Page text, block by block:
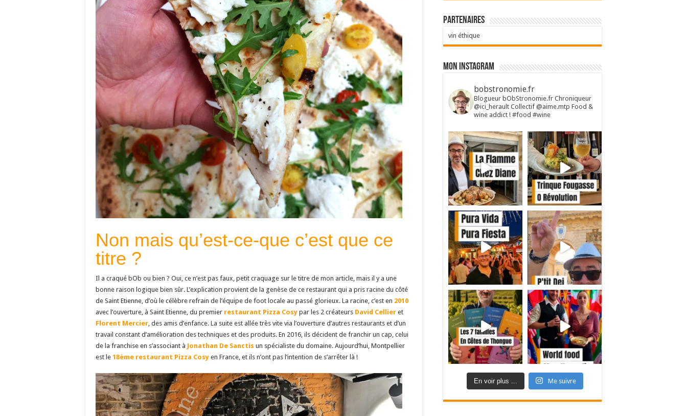
Non mais qu’est-ce-que c’est que ce
titre ?
Il a craqué bOb ou bien ? Oui, ce n’est pas faux, petit craquage sur le titre de mon article, mais il y a une
bonne raison logique bien sûr. L’explication provient de la genèse de ce restaurant qui a pris racine du côté
de Saint Etienne, d’où le célèbre refrain de l’équipe de foot locale au passé glorieux. La racine, c’est en 2010
avec l’ouverture, à Saint Etienne, du premier restaurant Pizza Cosy par les 2 créateurs David Cellier et
Florent Mercier, des amis d’enfance. La suite est allée très vite via l’ouverture d’autres restaurants et d’un
travail constant d’amélioration des techniques et des produits. En 2016, ils décident de franchir un cap, celui
de la franchise en s’associant à Jonathan De Sanctis un spécialiste du domaine. Aujourd’hui, Montpellier
est le 18ème restaurant Pizza Cosy en France, et ils n’ont pas l’intention de s’arrêter là !
Partenaires
vin éthique
Mon Instagram
bobstronomie.fr
Blogueur bObStronomie.fr Chroniqueur
@ici_herault Collectif @aime.mtp Food &
wine addict ! #food #wine
En voir plus ... Me suivre